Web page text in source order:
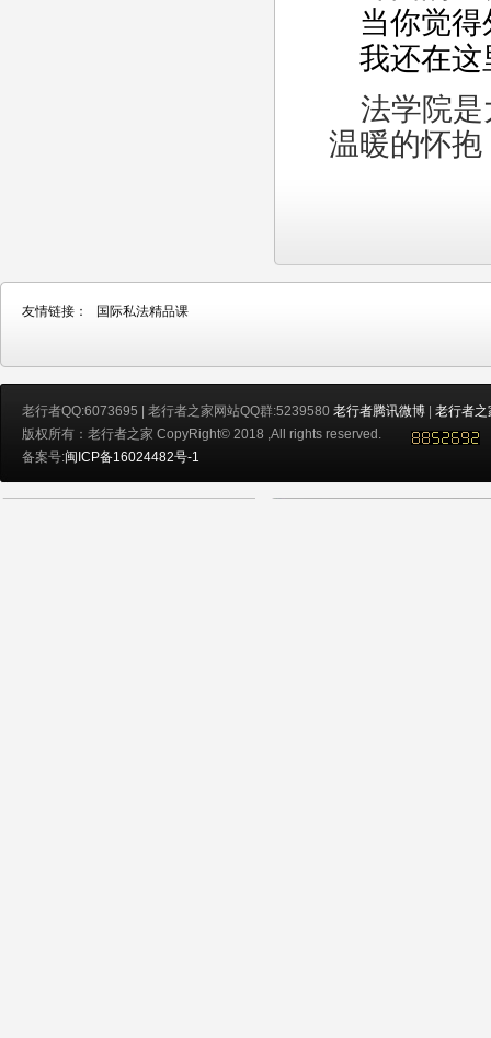
当你觉
我还在这
法学院
温暖的怀
友情链接： 国际私法精品课
老行者QQ:6073695 | 老行者之家网站QQ群:5239580 老行者腾讯微博 | 老行者之
版权所有：老行者之家 CopyRight© 2018 ,All rights reserved.
备案号:闽ICP备16024482号-1